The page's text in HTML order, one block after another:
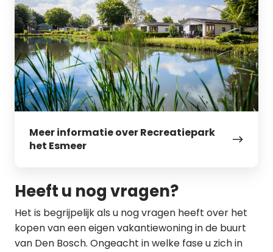
Meer informatie over Recreatiepark
het Esmeer
het
Esmeer
Heeft u nog vragen?
Het is begrijpelijk als u nog vragen heeft over het
kopen van een eigen vakantiewoning in de buurt
van Den Bosch. Ongeacht in welke fase u zich in